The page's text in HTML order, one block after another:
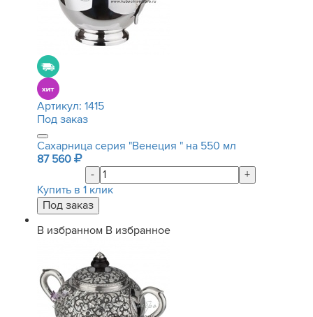
Артикул: 1415
Под заказ
Сахарница серия "Венеция " на 550 мл
87 560
-
+
Купить в 1 клик
В избранном В избранное